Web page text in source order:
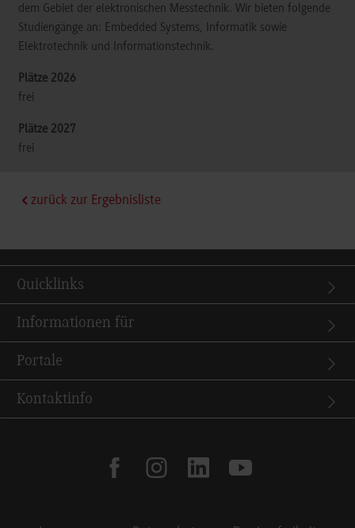
dem Gebiet der elektronischen Messtechnik. Wir bieten folgende
Studiengänge an: Embedded Systems, Informatik sowie
Elektrotechnik und Informationstechnik.
frei
frei
zurück zur Ergebnisliste
Quicklinks
Informationen für
Portale
Kontaktinfo
facebookinstagramlinkedinyoutube